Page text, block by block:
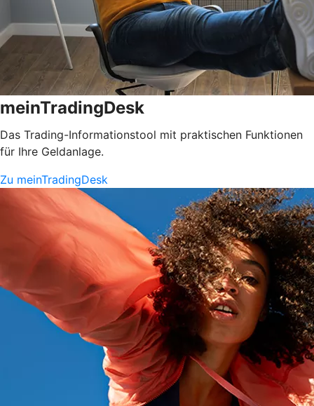
meinTradingDesk
Das Trading-Informationstool mit praktischen Funktionen
für Ihre Geldanlage.
Zu meinTradingDesk